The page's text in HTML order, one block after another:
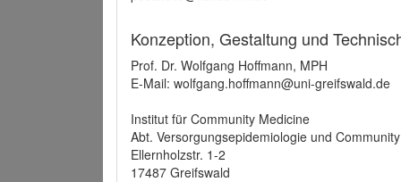
Konzeption, Gestaltung und
Prof. Dr. Wolfgang Hoffmann, MPH
E-Mail: wolfgang.hoffmann@uni-greifswald.de
Institut für Community Medicine
Abt. Versorgungsepidemiologie und
Ellernholzstr. 1-2
17487 Greifswald